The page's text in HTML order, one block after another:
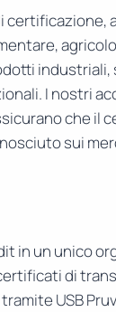
certificazione,
industriali,
I nostri
che il
sui
in un unico
di
USB